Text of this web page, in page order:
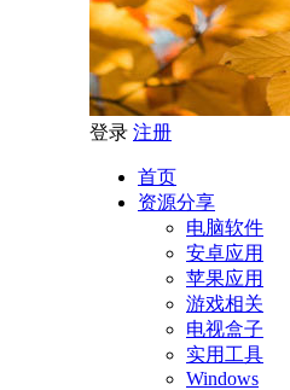
登录 注册
首页
资源分享
电脑软件
安卓应用
苹果应用
游戏相关
电视盒子
实用工具
Windows